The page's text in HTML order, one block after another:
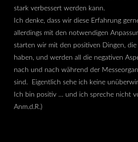
stark verbessert werden kann.
Ich denke, dass wir diese Erfahrung
allerdings mit den notwendigen
starten wir mit den positiven Dingen, die
haben, und werden all die negativen
nach und nach während der
sind. Eigentlich sehe ich keine
Ich bin positiv … und ich spreche nicht
Anm.d.R.)